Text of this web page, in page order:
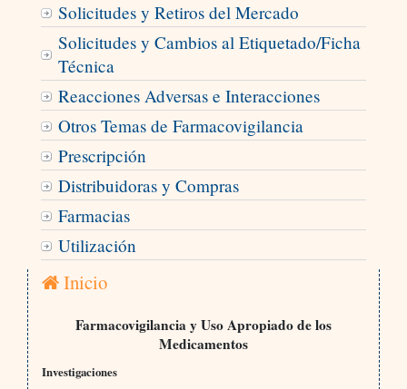
Solicitudes y Retiros del Mercado
Solicitudes y Cambios al Etiquetado/Ficha
Técnica
Reacciones Adversas e Interacciones
Otros Temas de Farmacovigilancia
Prescripción
Distribuidoras y Compras
Farmacias
Utilización
Inicio
Farmacovigilancia y Uso Apropiado de los
Medicamentos
Investigaciones